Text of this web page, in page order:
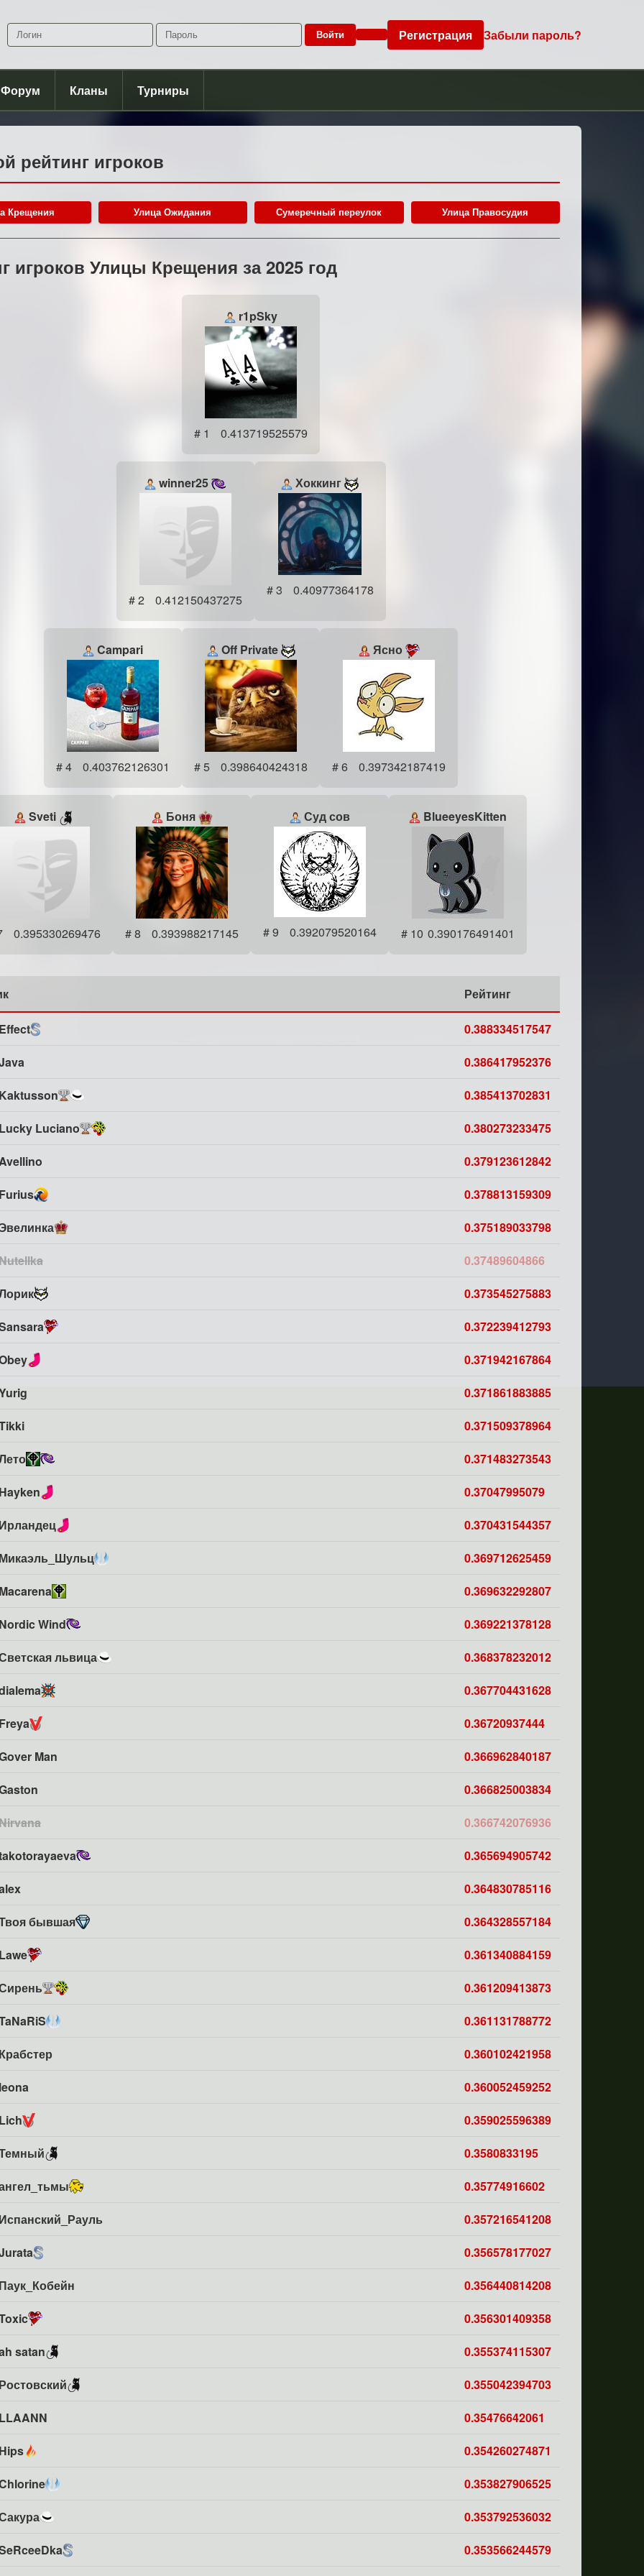
Войти Регистрация Забыли пароль?
Форум Кланы Турниры
рейтинг игроков
Крещения Улица Ожидания Сумеречный переулок Улица Правосудия
игроков Улицы Крещения за 2025 год
r1pSky
# 1 0.413719525579
winner25
# 2 0.412150437275
Хоккинг
# 3 0.40977364178
Campari
# 4 0.403762126301
Off Private
# 5 0.398640424318
Ясно
# 6 0.397342187419
Sveti
0.395330269476
Боня
# 8 0.393988217145
Суд сов
# 9 0.392079520164
BlueeyesKitten
# 10 0.390176491401
Рейтинг
0.388334517547
0.386417952376
0.385413702831
Luciano
0.380273233475
0.379123612842
0.378813159309
0.375189033798
0.37489604866
0.373545275883
0.372239412793
0.371942167864
0.371861883885
0.371509378964
0.371483273543
0.37047995079
0.370431544357
0.369712625459
0.369632292807
Wind
0.369221378128
львица
0.368378232012
0.367704431628
0.36720937444
Man
0.366962840187
0.366825003834
0.366742076936
0.365694905742
0.364830785116
бывшая
0.364328557184
0.361340884159
0.361209413873
0.361131788772
0.360102421958
0.360052459252
0.359025596389
0.3580833195
0.35774916602
0.357216541208
0.356578177027
0.356440814208
0.356301409358
satan
0.355374115307
0.355042394703
0.35476642061
0.354260274871
0.353827906525
0.353792536032
0.353566244579